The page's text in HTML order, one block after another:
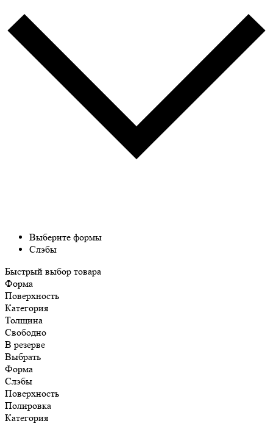
Выберите формы
Слэбы
Быстрый выбор товара
Форма
Поверхность
Категория
Толщина
Свободно
В резерве
Выбрать
Форма
Слэбы
Поверхность
Полировка
Категория